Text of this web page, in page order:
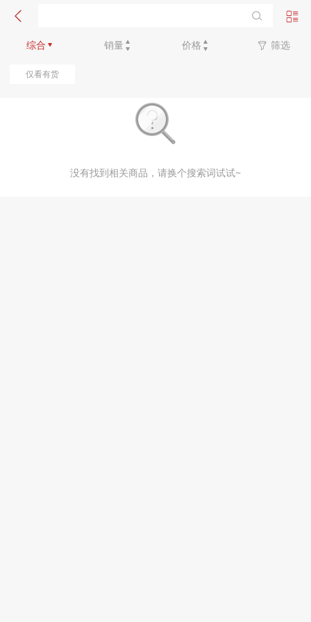
综合 销量 价格 筛选
新品优先
仅看有货
没有找到相关商品，请换个搜索词试试~